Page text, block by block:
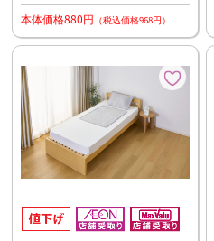
本体価格880円 （税込価格968円）